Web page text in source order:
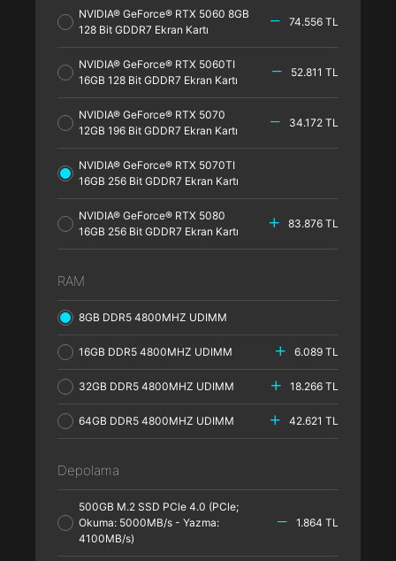
NVIDIA® GeForce® RTX 5060 8GB
128 Bit GDDR7 Ekran Kartı
74.556 TL
NVIDIA® GeForce® RTX 5060TI
16GB 128 Bit GDDR7 Ekran Kartı
52.811 TL
NVIDIA® GeForce® RTX 5070
12GB 196 Bit GDDR7 Ekran Kartı
34.172 TL
NVIDIA® GeForce® RTX 5070TI
16GB 256 Bit GDDR7 Ekran Kartı
NVIDIA® GeForce® RTX 5080
16GB 256 Bit GDDR7 Ekran Kartı
83.876 TL
RAM
8GB DDR5 4800MHZ UDIMM
16GB DDR5 4800MHZ UDIMM 6.089 TL
32GB DDR5 4800MHZ UDIMM 18.266 TL
64GB DDR5 4800MHZ UDIMM 42.621 TL
Depolama
500GB M.2 SSD PCle 4.0 (PCle;
Okuma: 5000MB/s - Yazma:
4100MB/s)
1.864 TL